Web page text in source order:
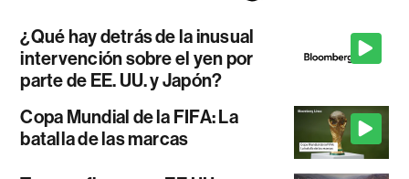
¿Qué hay detrás de la inusual
intervención sobre el yen por
parte de EE. UU. y Japón?
Copa Mundial de la FIFA: La
batalla de las marcas